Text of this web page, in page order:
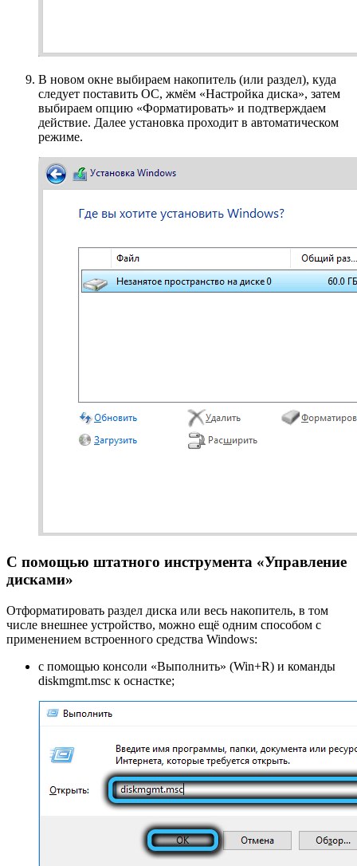
В новом окне выбираем накопитель (или раздел), куда
следует поставить ОС, жмём «Настройка диска», затем
выбираем опцию «Форматировать» и подтверждаем
действие. Далее установка проходит в автоматическом
режиме.
С помощью штатного инструмента «Управление
дисками»
Отформатировать раздел диска или весь накопитель, в том
числе внешнее устройство, можно ещё одним способом с
применением встроенного средства Windows:
с помощью консоли «Выполнить» (Win+R) и команды
diskmgmt.msc к оснастке;